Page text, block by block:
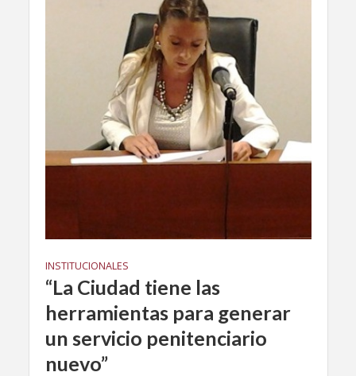
INSTITUCIONALES
“La Ciudad tiene las
herramientas para generar
un servicio penitenciario
nuevo”